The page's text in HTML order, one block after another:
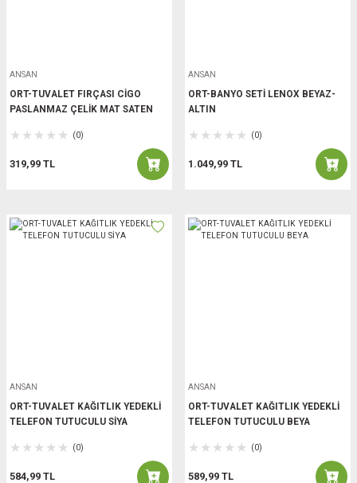
ANSAN
ORT-TUVALET FIRÇASI CİGO
PASLANMAZ ÇELİK MAT SATEN
(0)
319,99 TL
ANSAN
ORT-BANYO SETİ LENOX BEYAZ-
ALTIN
(0)
1.049,99 TL
ANSAN
ORT-TUVALET KAĞITLIK YEDEKLİ
TELEFON TUTUCULU SİYA
(0)
584,99 TL
ANSAN
ORT-TUVALET KAĞITLIK YEDEKLİ
TELEFON TUTUCULU BEYA
(0)
589,99 TL